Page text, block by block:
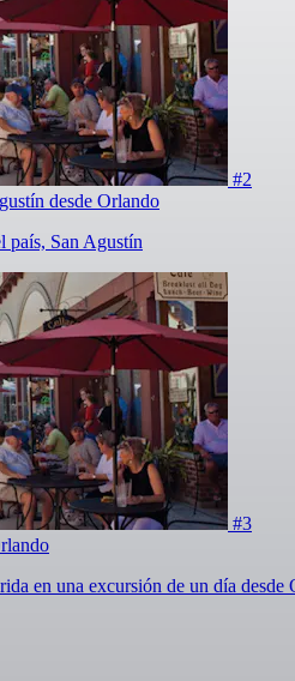
#2
desde Orlando
país, San Agustín
#3
en una excursión de un día desde